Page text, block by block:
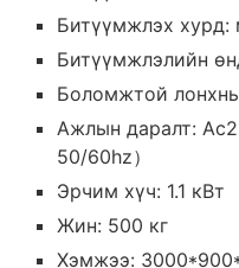
Битүүмжлэх хурд:
Битүүмжлэлийн
Боломжтой
Ажлын даралт:
50/60hz）
Эрчим хүч: 1.1 кВт
Жин: 500 кг
Хэмжээ: